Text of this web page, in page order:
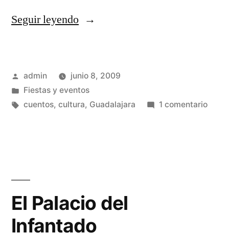
Seguir leyendo«El
los
Cuentos»
Publicado
por
admin
junio 8, 2009
Publicado
en
Fiestas y eventos
Etiquetas:
cuentos, cultura, Guadalajara 1 comentarioen
El Palacio del
Infantado